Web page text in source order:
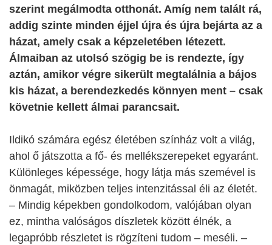
szerint megálmodta otthonát. Amíg nem talált rá,
addig szinte minden éjjel újra és újra bejárta az a
házat, amely csak a képzeletében létezett.
Álmaiban az utolsó szögig be is rendezte, így
aztán, amikor végre sikerült megtalálnia a bájos
kis házat, a berendezkedés könnyen ment – csak
követnie kellett álmai parancsait.
Ildikó számára egész életében színház volt a világ,
ahol ő játszotta a fő- és mellékszerepeket egyaránt.
Különleges képessége, hogy látja más szemével is
önmagát, miközben teljes intenzitással éli az életét.
– Mindig képekben gondolkodom, valójában olyan
ez, mintha valóságos díszletek között élnék, a
legapróbb részletet is rögzíteni tudom – meséli. –